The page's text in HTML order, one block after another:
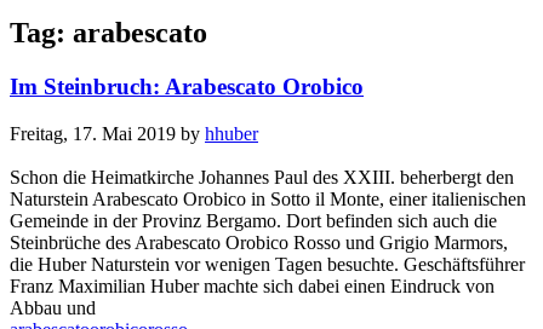
Tag: arabescato
Im Steinbruch: Arabescato Orobico
Freitag, 17. Mai 2019 by hhuber
Schon die Heimatkirche Johannes Paul des XXIII. beherbergt den
Naturstein Arabescato Orobico in Sotto il Monte, einer italienischen
Gemeinde in der Provinz Bergamo. Dort befinden sich auch die
Steinbrüche des Arabescato Orobico Rosso und Grigio Marmors,
die Huber Naturstein vor wenigen Tagen besuchte. Geschäftsführer
Franz Maximilian Huber machte sich dabei einen Eindruck von
Abbau und